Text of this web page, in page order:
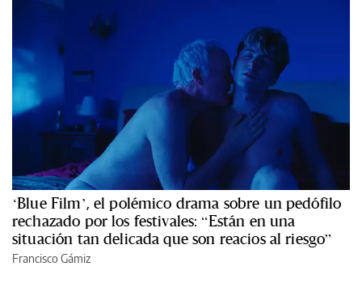
‘Blue Film’, el polémico drama sobre un pedófilo
rechazado por los festivales: “Están en una
situación tan delicada que son reacios al riesgo”
Francisco Gámiz